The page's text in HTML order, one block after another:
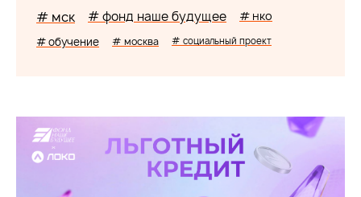
# мск # фонд наше будущее # нко
# обучение # москва # социальный проект